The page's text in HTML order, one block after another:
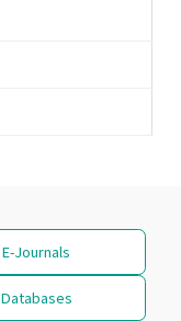
E-Journals
Databases